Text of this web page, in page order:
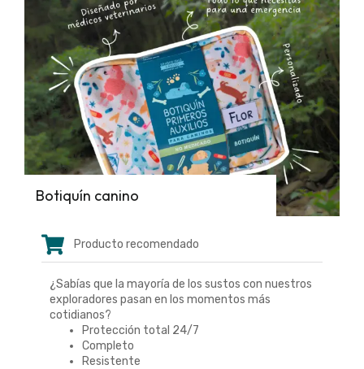
Botiquín canino
Producto recomendado
¿Sabías que la mayoría de los sustos con nuestros
exploradores pasan en los momentos más
cotidianos?
Protección total 24/7
Completo
Resistente